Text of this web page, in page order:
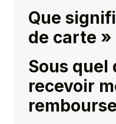
Que
de carte »
Sous quel
recevoir